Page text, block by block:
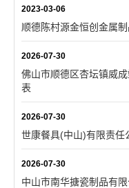
2023-03-06
顺德陈村源金恒创金属
2026-07-30
佛山市顺德区杏坛镇威
表
2026-07-30
世康餐具(中山)有限责任
2026-07-30
中山市南华搪瓷制品有